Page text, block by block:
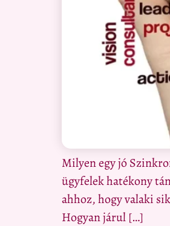
Milyen egy jó
ügyfelek hatékony
ahhoz, hogy valaki
Hogyan járul […]